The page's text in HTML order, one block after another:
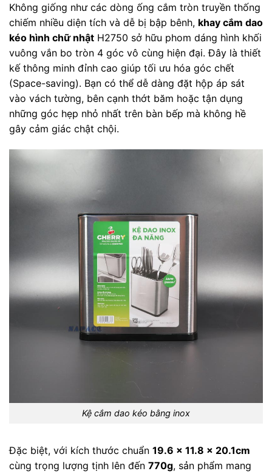
Không giống như các dòng ống cắm tròn truyền thống
chiếm nhiều diện tích và dễ bị bập bênh, khay cắm dao
kéo hình chữ nhật H2750 sở hữu phom dáng hình khối
vuông vắn bo tròn 4 góc vô cùng hiện đại. Đây là thiết
kế thông minh đỉnh cao giúp tối ưu hóa góc chết
(Space-saving). Bạn có thể dễ dàng đặt hộp áp sát
vào vách tường, bên cạnh thớt băm hoặc tận dụng
những góc hẹp nhỏ nhất trên bàn bếp mà không hề
gây cảm giác chật chội.
Kệ cắm dao kéo bằng inox
Đặc biệt, với kích thước chuẩn 19.6 x 11.8 x 20.1cm
cùng trọng lượng tịnh lên đến 770g, sản phẩm mang